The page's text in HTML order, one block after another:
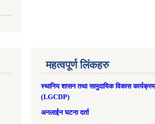
महत्वपूर्ण लिंकहरु
स्थानिय शासन तथा सामुदायिक विकास कार्यक्रम
(LGCDP)
अनलाईन घटना दर्ता